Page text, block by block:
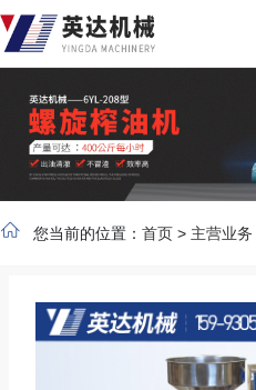
您当前的位置： 首页 > 主营业务